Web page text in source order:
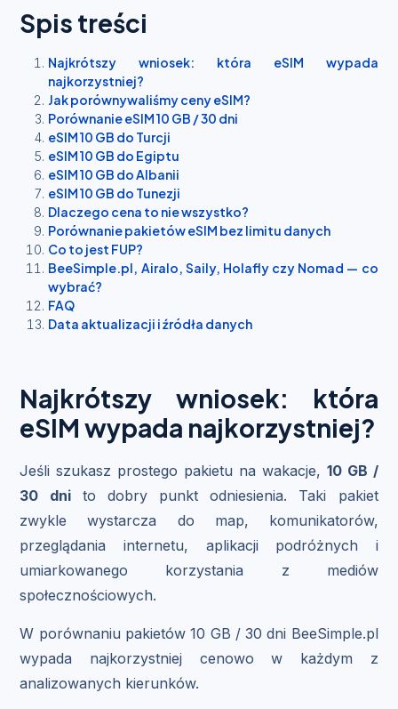
Spis treści
Najkrótszy wniosek: która eSIM wypada
najkorzystniej?
Jak porównywaliśmy ceny eSIM?
Porównanie eSIM 10 GB / 30 dni
eSIM 10 GB do Turcji
eSIM 10 GB do Egiptu
eSIM 10 GB do Albanii
eSIM 10 GB do Tunezji
Dlaczego cena to nie wszystko?
Porównanie pakietów eSIM bez limitu danych
Co to jest FUP?
BeeSimple.pl, Airalo, Saily, Holafly czy Nomad — co
wybrać?
FAQ
Data aktualizacji i źródła danych
Najkrótszy wniosek: która
eSIM wypada najkorzystniej?
Jeśli szukasz prostego pakietu na wakacje, 10 GB /
30 dnito dobry punkt odniesienia. Taki pakiet
zwykle wystarcza do map, komunikatorów,
przeglądania internetu, aplikacji podróżnych i
umiarkowanego korzystania z mediów
społecznościowych.
W porównaniu pakietów 10 GB / 30 dni BeeSimple.pl
wypada najkorzystniej cenowo w każdym z
analizowanych kierunków.